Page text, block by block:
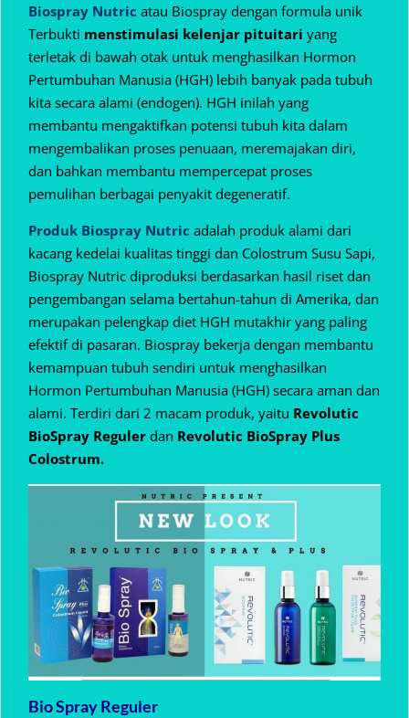
Biospray Nutric atau Biospray dengan formula unik
Terbukti menstimulasi kelenjar pituitari yang
terletak di bawah otak untuk menghasilkan Hormon
Pertumbuhan Manusia (HGH) lebih banyak pada tubuh
kita secara alami (endogen). HGH inilah yang
membantu mengaktifkan potensi tubuh kita dalam
mengembalikan proses penuaan, meremajakan diri,
dan bahkan membantu mempercepat proses
pemulihan berbagai penyakit degeneratif.
Produk Biospray Nutric adalah produk alami dari
kacang kedelai kualitas tinggi dan Colostrum Susu Sapi,
Biospray Nutric diproduksi berdasarkan hasil riset dan
pengembangan selama bertahun-tahun di Amerika, dan
merupakan pelengkap diet HGH mutakhir yang paling
efektif di pasaran. Biospray bekerja dengan membantu
kemampuan tubuh sendiri untuk menghasilkan
Hormon Pertumbuhan Manusia (HGH) secara aman dan
alami. Terdiri dari 2 macam produk, yaitu Revolutic
BioSpray Reguler dan Revolutic BioSpray Plus
Colostrum.
Bio Spray Reguler